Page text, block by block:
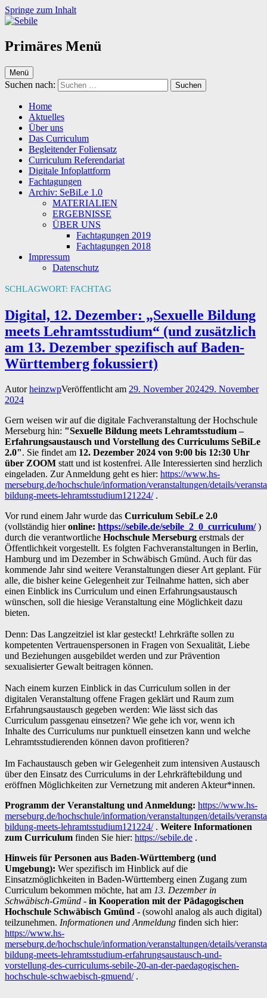
Springe zum Inhalt
Sebile
Primäres Menü
Menü
Suchen nach:
Home
Aktuelles
Über uns
Das Curriculum
Begleitender Foliensatz
Curriculum Referendariat
Digitale Infoplattform
Fachtagungen
Archiv: SeBiLe 1.0
MATERIALIEN
ERGEBNISSE
ÜBER UNS
Fachtagungen 2019
Fachtagungen 2018
Impressum
Datenschutz
SCHLAGWORT: FACHTAG
Digital, 12. Dezember: „Sexuelle Bildung
meets Lehramtsstudium“ (und zusätzlich
am 13. Dezember spezifisch auf Baden-
Württemberg fokussiert)
AutorheinzwpVeröffentlicht am 29. November 202429. November
2024
Gern weisen wir auf die digitale Fachveranstaltung der Hochschule
Merseburg hin: "Sexuelle Bildung meets Lehramtsstudium –
Erfahrungsaustausch und Vorstellung des Curriculums SeBiLe
2.0". Sie findet am 12. Dezember 2024 von 9:00 bis 12:30 Uhr
über ZOOM statt und ist kostenfrei. Alle Interessierten sind herzlich
eingeladen. Zur Anmeldung geht es hier: https://www.hs-
merseburg.de/hochschule/information/veranstaltungen/details/
bildung-meets-lehramtsstudium121224/.
Vor rund einem Jahr wurde das Curriculum SebiLe 2.0
(vollständig hieronline: https://sebile.de/sebile_2_0_curriculum/)
durch die verantwortliche Hochschule Merseburg erstmals der
Öffentlichkeit vorgestellt. Es folgten Fachveranstaltungen in Berlin,
Hamburg und im Dezember in Schwäbisch Gmünd. Auch für das
kommende Jahr sind weitere Veranstaltungen dieser Art geplant. Für
alle, die bisher keine Gelegenheit zur Teilnahme hatten, sich aber
einen Einblick ins Curriculum und einen Erfahrungsaustausch
wünschen, soll die hiesige Veranstaltung eine Möglichkeit dazu
bieten.
Denn: Das Langzeitziel ist klar gesteckt! Lehrkräfte sollen zu
kompetenten Vertrauenspersonen in Fragen von Sexualität, Liebe
und Beziehungen ausgebildet werden und zur Prävention
sexualisierter Gewalt beitragen können.
Nach einem kurzen Einblick in das Curriculum sollen in der
digitalen Veranstaltung offene Fragen geklärt und Raum zum
Erfahrungsaustausch gegeben werden: Wie lässt sich das
Curriculum passgenau einsetzen? Wie gehe ich vor, wenn ich
Inhalte des Curriculums nur punktuell einsetzen kann und welche
Lehramtsstudierenden können davon profitieren?
Im Fachaustausch geben wir Gelegenheit zum intensiven Austausch
über den Einsatz des Curriculums in der Lehrkräftebildung und
eröffnen Möglichkeiten zur Vernetzung mit anderen Akteur*innen.
Programm der Veranstaltung und Anmeldung: https://www.hs-
merseburg.de/hochschule/information/veranstaltungen/details/
bildung-meets-lehramtsstudium121224/. Weitere Informationen
zum Curriculum finden Sie hier: https://sebile.de .
Hinweis für Personen aus Baden-Württemberg (und
Umgebung): Wer spezifisch im Hinblick auf die
Einsatzmöglichkeiten in Baden-Württemberg einen Zugang zum
Curriculum bekommen möchte, hat am 13. Dezember in
Schwäbisch-Gmünd - in Kooperation mit der Pädagogischen
Hochschule Schwäbisch Gmünd - (sowohl analog als auch digital)
teilzunehmen. Informationen und Anmeldung finden sich hier:
https://www.hs-
merseburg.de/hochschule/information/veranstaltungen/details/
bildung-meets-lehramtsstudium-erfahrungsaustausch-und-
vorstellung-des-curriculums-sebile-20-an-der-paedagogischen-
hochschule-schwaebisch-gmuend/.